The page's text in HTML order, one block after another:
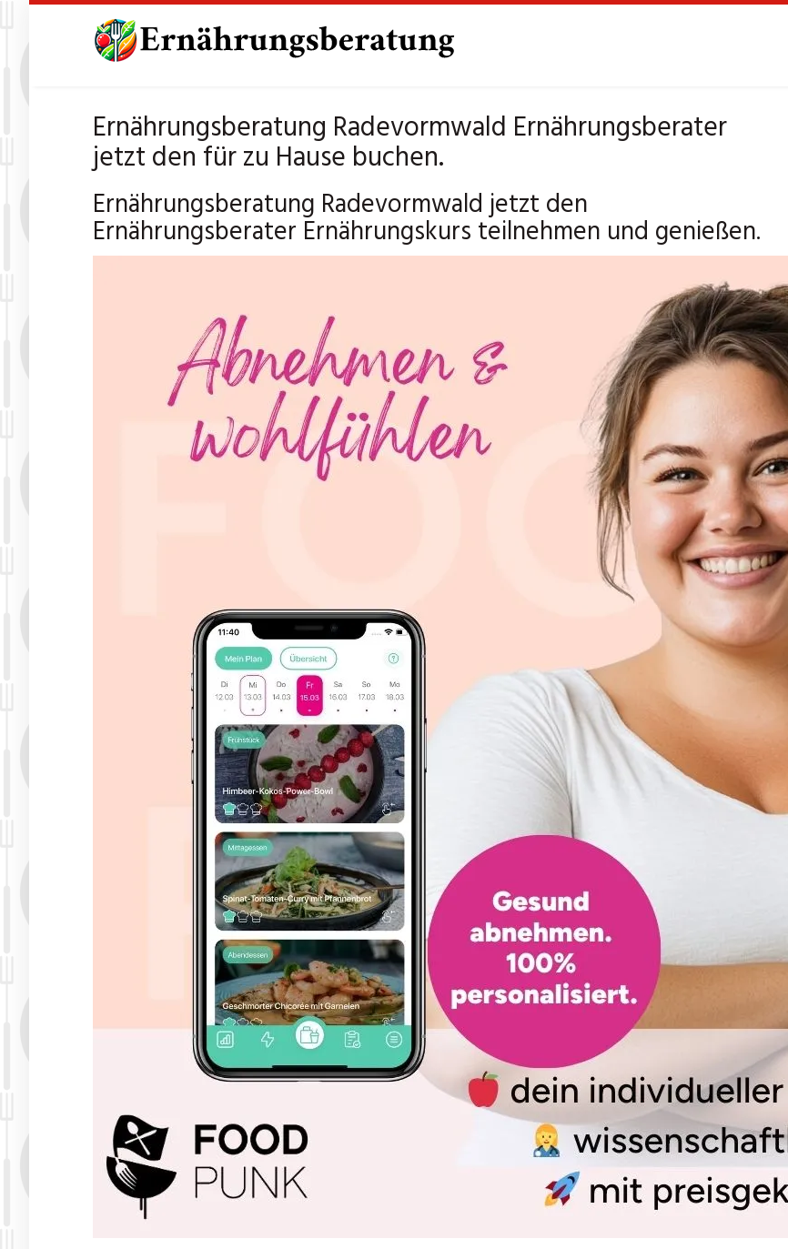
Ernährungsberatung Radevormwald Ernährungsberater
jetzt den für zu Hause buchen.
Ernährungsberatung Radevormwald jetzt den
Ernährungsberater Ernährungskurs teilnehmen und genießen.